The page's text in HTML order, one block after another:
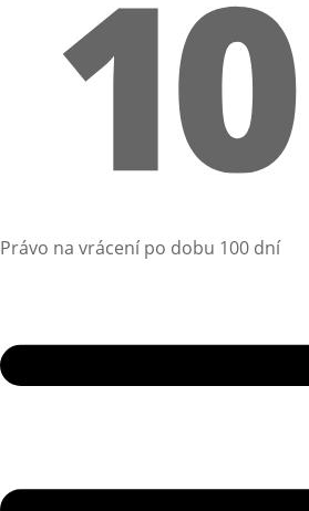
Právo na vrácení po dobu 100 dní